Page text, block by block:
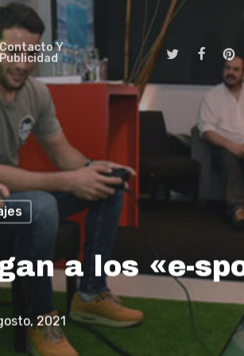
Y
TwitterFacebook
a los «e-
2021